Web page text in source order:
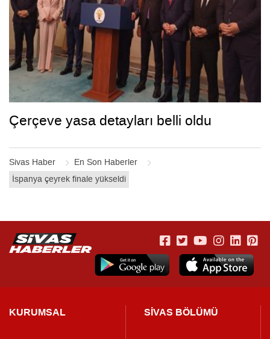
Sivas Haber
En Son Haberler
İspanya çeyrek finale yükseldi
Çerçeve yasa detayları belli oldu
KURUMSAL SİVAS BÖLÜMÜ